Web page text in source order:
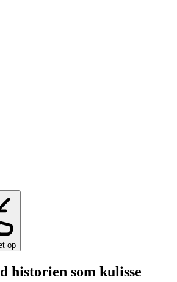
op
historien som kulisse